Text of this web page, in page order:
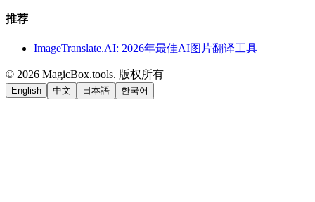
推荐
ImageTranslate.AI: 2026年最佳AI图片翻译工具
© 2026 MagicBox.tools. 版权所有
English 中文 日本語 한국어